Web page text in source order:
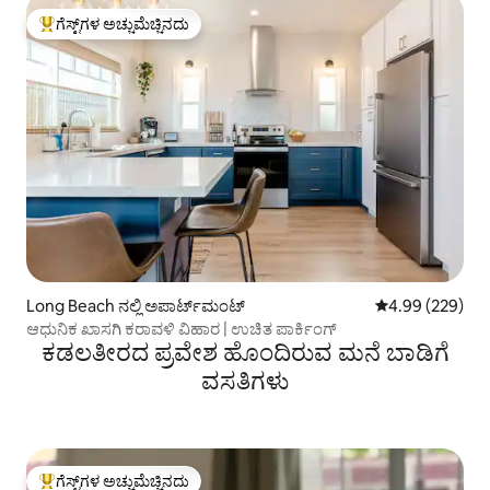
ಗೆಸ್ಟ್‌ಗಳಿಗೆ ಅತಿ ಹೆಚ್ಚು ಅಚ್ಚುಮೆಚ್ಚಿನದು
ಗೆಸ್ಟ್‌ಗಳ ಅಚ್ಚುಮೆಚ್ಚಿನದು
Long Beach ನಲ್ಲಿ ಅಪಾರ್ಟ್‌ಮಂಟ್ 5 ರಲ್ಲಿ 4.99
4.99 (229)
ಆಧುನಿಕ ಖಾಸಗಿ ಕರಾವಳಿ ವಿಹಾರ | ಉಚಿತ ಪಾರ್ಕಿಂಗ್
ಕಡಲತೀರದ ಪ್ರವೇಶ ಹೊಂದಿರುವ ಮನೆ ಬಾಡಿಗೆ
ವಸತಿಗಳು
ಗೆಸ್ಟ್‌ಗಳ ಅಚ್ಚುಮೆಚ್ಚಿನದು